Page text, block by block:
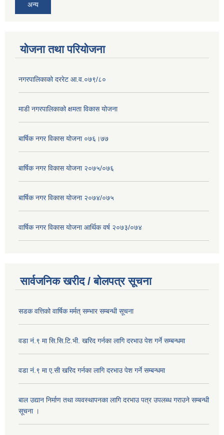
अन्य
योजना तथा परियोजना
नगरपालिकाको दररेट आ.व.०७९/८०
माडी नगरपालिकाको क्षमता विकास योजना
बार्षिक नगर विकास योजना ०७६।७७
बार्षिक नगर विकास योजना २०७५/०७६
बार्षिक नगर विकास योजना २०७४/०७५
वार्षिक नगर विकास योजना आर्थिक वर्ष २०७३/०७४
सार्वजनिक खरीद / बोलपत्र सूचना
सडक वत्तिको वार्षिक मर्मत् सम्भार सम्बन्धी सूचना
वडा नं.९ मा सि.सि.टि.भी. खरिद गर्नका लागि दरभाउ पेश गर्ने सम्बन्धमा
वडा नं.९ मा ए.सी खरिद गर्नका लागि दरभाउ पेश गर्ने सम्बन्धमा
बाल उद्यान निर्माण तथा व्यवस्थापनका लागि दरभाउ पत्र उपलब्ध गराउने सम्बन्धी
सूचना ।